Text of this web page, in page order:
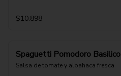
$10.898
Spaguetti Pomodoro Basilico
Salsa de tomate y albahaca fresca